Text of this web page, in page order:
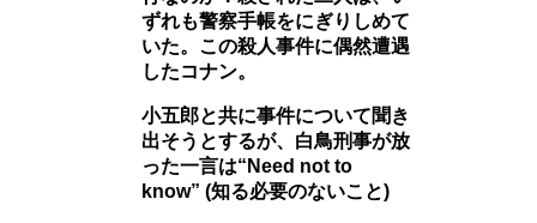
ずれも警察手帳をにぎりしめて
いた。この殺人事件に偶然遭遇
したコナン。
小五郎と共に事件について聞き
出そうとするが、白鳥刑事が放
った一言は“Need not to
know” (知る必要のないこと)